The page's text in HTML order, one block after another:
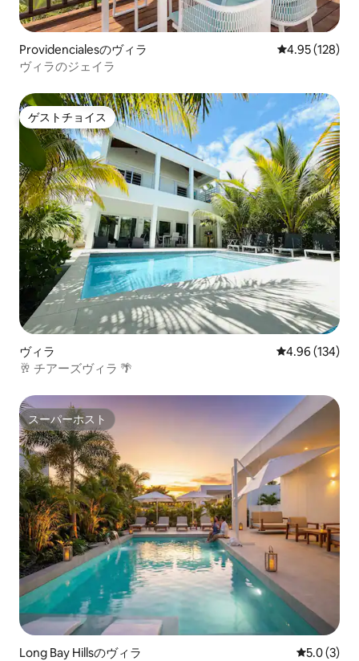
Providencialesのヴィラ レビュー128
4.95 (128)
ヴィラのジェイラ
ゲストチョイス
ゲストチョイス
ヴィラ レビュー134
4.96 (134)
🥂 チアーズヴィラ 🌴
スーパーホスト
スーパーホスト
Long Bay Hillsのヴィラ レビュー3
5.0 (3)